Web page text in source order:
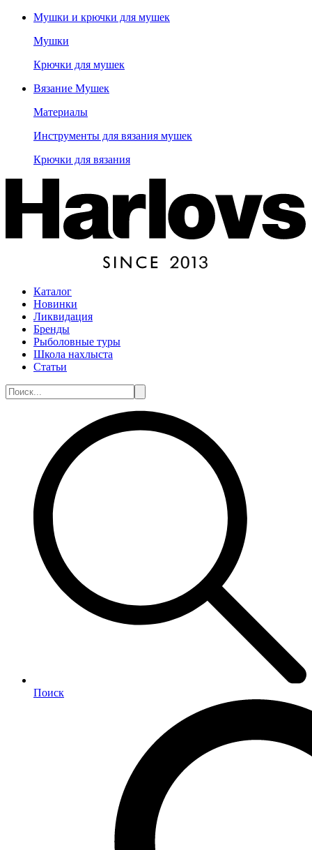
Мушки и крючки для мушек
Мушки
Крючки для мушек
Вязание Мушек
Материалы
Инструменты для вязания мушек
Крючки для вязания
Каталог
Новинки
Ликвидация
Бренды
Рыболовные туры
Школа нахлыста
Статьи
Поиск